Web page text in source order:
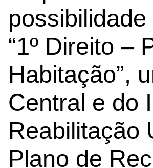
“1º Direito –
Habitação”,
Central e do
Reabilitação
Plano de